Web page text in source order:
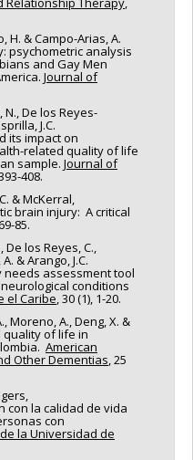
H. & Campo-Arias, A.
psychometric analysis
and Gay Men
Journal of
N., De los Reyes-
J.C.
its impact on
related quality of life
sample. Journal of
408.
& McKerral,
brain injury: A critical
85.
De los Reyes, C.,
& Arango, J.C.
needs assessment tool
conditions
el Caribe, 30 (1), 1-20.
Moreno, A., Deng, X. &
quality of life in
American
Other Dementias, 25
con la calidad de vida
con
la Universidad de